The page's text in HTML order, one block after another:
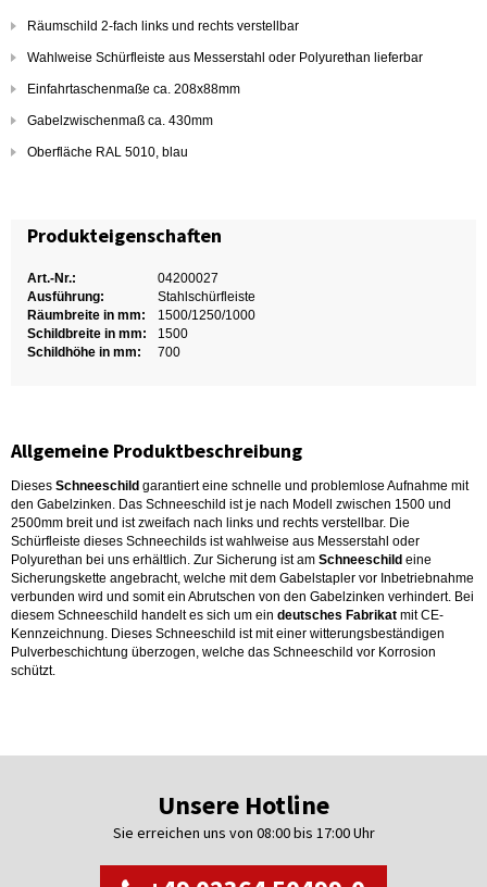
Räumschild 2-fach links und rechts verstellbar
Wahlweise Schürfleiste aus Messerstahl oder Polyurethan lieferbar
Einfahrtaschenmaße ca. 208x88mm
Gabelzwischenmaß ca. 430mm
Oberfläche RAL 5010, blau
Produkteigenschaften
Art.-Nr.:
04200027
Ausführung:
Stahlschürfleiste
Räumbreite in mm:
1500/1250/1000
Schildbreite in mm:
1500
Schildhöhe in mm:
700
Allgemeine Produktbeschreibung
Dieses Schneeschild garantiert eine schnelle und problemlose Aufnahme mit
den Gabelzinken. Das Schneeschild ist je nach Modell zwischen 1500 und
2500mm breit und ist zweifach nach links und rechts verstellbar. Die
Schürfleiste dieses Schneechilds ist wahlweise aus Messerstahl oder
Polyurethan bei uns erhältlich. Zur Sicherung ist am Schneeschild eine
Sicherungskette angebracht, welche mit dem Gabelstapler vor Inbetriebnahme
verbunden wird und somit ein Abrutschen von den Gabelzinken verhindert. Bei
diesem Schneeschild handelt es sich um ein deutsches Fabrikat mit CE-
Kennzeichnung. Dieses Schneeschild ist mit einer witterungsbeständigen
Pulverbeschichtung überzogen, welche das Schneeschild vor Korrosion
schützt.
Unsere Hotline
Sie erreichen uns von 08:00 bis 17:00 Uhr